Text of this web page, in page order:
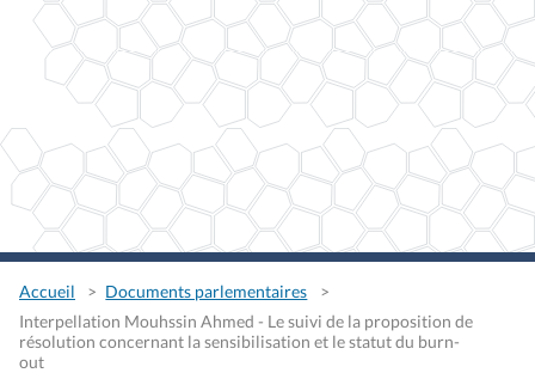
Accueil
Documents parlementaires
Interpellation Mouhssin Ahmed - Le suivi de la proposition de
résolution concernant la sensibilisation et le statut du burn-
out